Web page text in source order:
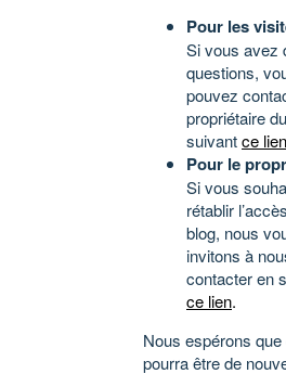
Pour les
Si vous avez
questions,
pouvez
propriétaire
suivantce lien
Pour le
Si vous
rétablir
blog, nous
invitons à
contacter en
ce lien.
Nous espérons
pourra être de